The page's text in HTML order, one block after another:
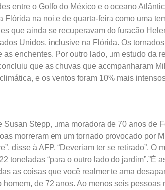
entre o Golfo do México e o oceano
Flórida na noite de quarta-feira como uma
que ainda se recuperavam do furacão
Unidos, inclusive na Flórida. Os
as enchentes. Por outro lado, um estudo da
que as chuvas que acompanharam
e os ventos foram 10% mais
Susan Stepp, uma moradora de 70 anos de
morreram em um tornado provocado por
disse à AFP. “Deveriam ter se retirado”. O
toneladas “para o outro lado do jardim”.”É
as coisas que você realmente ama
homem, de 72 anos. Ao menos seis pessoas